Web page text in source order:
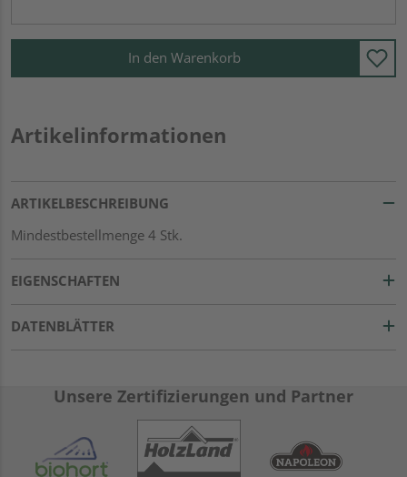
In den Warenkorb
Artikelinformationen
ARTIKELBESCHREIBUNG
Mindestbestellmenge 4 Stk.
EIGENSCHAFTEN
DATENBLÄTTER
Unsere Zertifizierungen und Partner